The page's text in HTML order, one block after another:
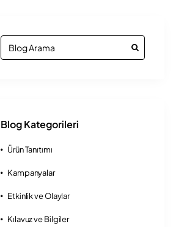
Blog Kategorileri
Ürün Tanıtımı
Kampanyalar
Etkinlik ve Olaylar
Kılavuz ve Bilgiler